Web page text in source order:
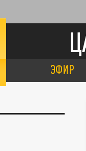
ЭФИР